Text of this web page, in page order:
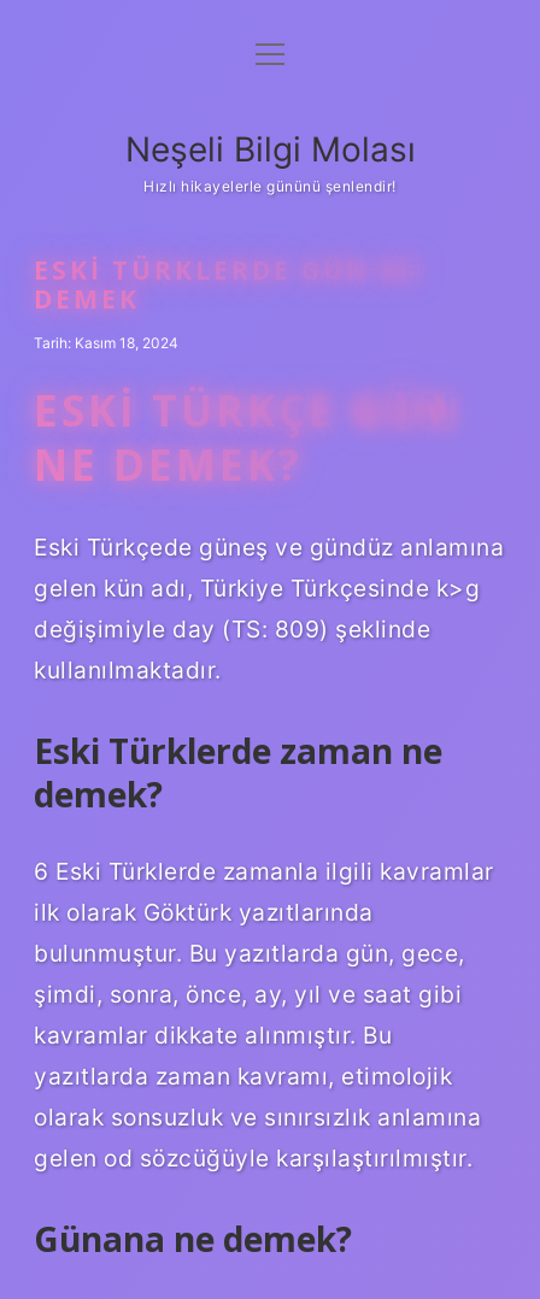
Anasayfa
Yasal Uyarı
menüyü
Neşeli Bilgi Molası
Hızlı hikayelerle gününü şenlendir!
ESKI TÜRKLERDE GÜN NE
DEMEK
Tarih: Kasım 18, 2024
ESKI TÜRKÇE GÜN
NE DEMEK?
Eski Türkçede güneş ve gündüz anlamına
gelen kün adı, Türkiye Türkçesinde k>g
değişimiyle day (TS: 809) şeklinde
kullanılmaktadır.
Eski Türklerde zaman ne
demek?
6 Eski Türklerde zamanla ilgili kavramlar
ilk olarak Göktürk yazıtlarında
bulunmuştur. Bu yazıtlarda gün, gece,
şimdi, sonra, önce, ay, yıl ve saat gibi
kavramlar dikkate alınmıştır. Bu
yazıtlarda zaman kavramı, etimolojik
olarak sonsuzluk ve sınırsızlık anlamına
gelen od sözcüğüyle karşılaştırılmıştır.
Günana ne demek?